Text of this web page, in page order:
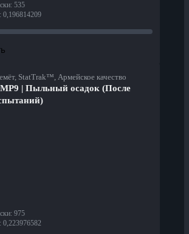
: 535
: 0,196814209
StatTrak™, Армейское качество
| Пыльный осадок (После
: 975
: 0,223976582